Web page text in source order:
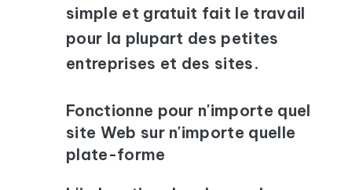
simple et gratuit fait le travail
pour la plupart des petites
entreprises et des sites.
Fonctionne pour n'importe quel
site Web sur n'importe quelle
plate-forme